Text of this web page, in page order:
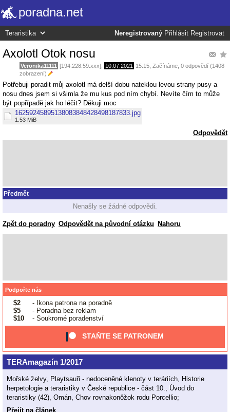
poradna.net
Neregistrovaný Přihlásit Registrovat
Axolotl Otok nosu
Veronika11111 [194.228.59.xxx], 10.07.2021 15:15 Začínáme , 0 odpovědí (1408
zobrazení)
Potřebuji poradit můj axolotl má delší dobu nateklou levou strany pusy a
nosu dnes jsem si všimla že mu kus pod ním chybí. Nevíte čím to může
být popřípadě jak ho léčit? Děkuji moc
16259245895138083848428498187833.jpg
1.53 MiB
Odpovědět
Předmět
Nenašly se žádné odpovědi.
Zpět do poradny Odpovědět na původní otázku Nahoru
Podpořte nás
$2
- Ikona patrona na poradně
$5
- Poradna bez reklam
$10
- Soukromé poradenství
STAŇTE SE PATRONEM
TERAmagazín 1/2017
Mořské želvy, Playtsauři - nedoceněné klenoty v teráriích, Historie
herpetologie a teraristiky v České republice - část 10., Úvod do
teraristiky (42), Omán, Chov rovnakonôžok rodu Porcellio;
Přejít na článek